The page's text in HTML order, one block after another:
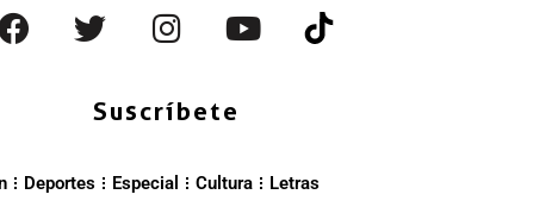
Suscríbete
Deportes Especial Cultura Letras